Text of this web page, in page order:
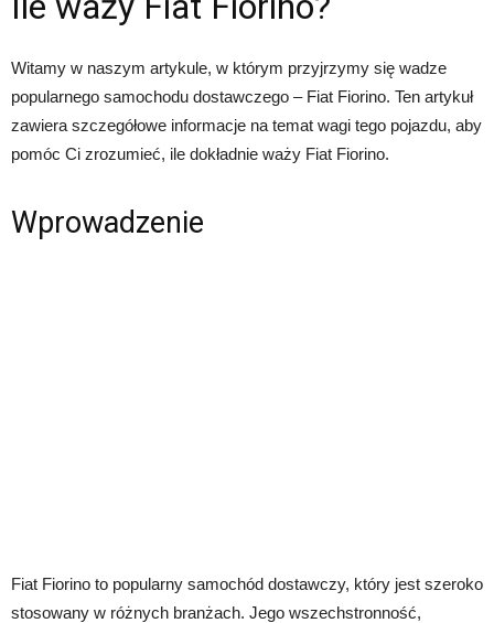
Witamy w naszym artykule, w którym przyjrzymy się wadze
popularnego samochodu dostawczego – Fiat Fiorino. Ten artykuł
zawiera szczegółowe informacje na temat wagi tego pojazdu, aby
pomóc Ci zrozumieć, ile dokładnie waży Fiat Fiorino.
Wprowadzenie
Fiat Fiorino to popularny samochód dostawczy, który jest szeroko
stosowany w różnych branżach. Jego wszechstronność,